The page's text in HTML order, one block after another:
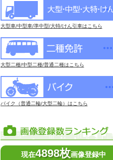
大型車/中型車/準中型/大特/けん引車はこちら
大型二種/中型二種/普通二種はこちら
バイク（普通二輪/大型二輪）はこちら
現在4898枚画像登録中